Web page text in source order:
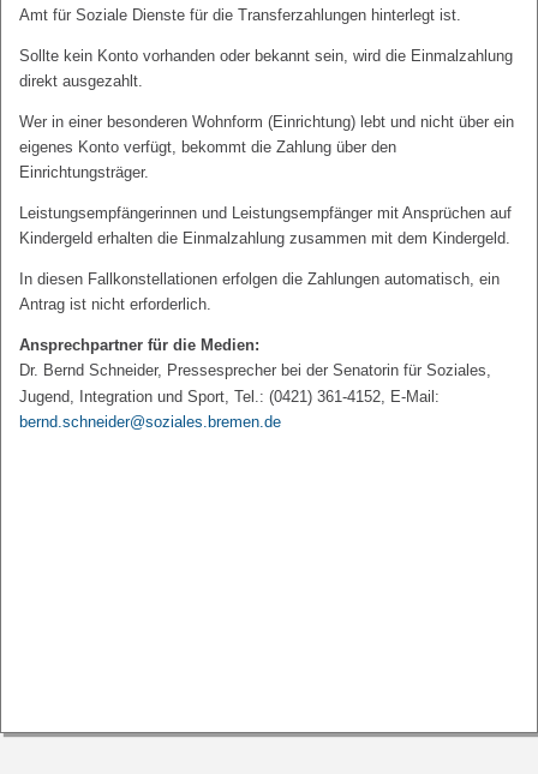
Amt für Soziale Dienste für die Transferzahlungen hinterlegt ist.
Sollte kein Konto vorhanden oder bekannt sein, wird die Einmalzahlung
direkt ausgezahlt.
Wer in einer besonderen Wohnform (Einrichtung) lebt und nicht über ein
eigenes Konto verfügt, bekommt die Zahlung über den
Einrichtungsträger.
Leistungsempfängerinnen und Leistungsempfänger mit Ansprüchen auf
Kindergeld erhalten die Einmalzahlung zusammen mit dem Kindergeld.
In diesen Fallkonstellationen erfolgen die Zahlungen automatisch, ein
Antrag ist nicht erforderlich.
Ansprechpartner für die Medien:
Dr. Bernd Schneider, Pressesprecher bei der Senatorin für Soziales,
Jugend, Integration und Sport, Tel.: (0421) 361-4152, E-Mail:
bernd.schneider@soziales.bremen.de